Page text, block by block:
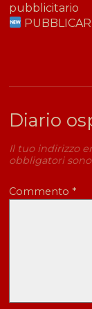
pubblicitario
Diario
Il tuo indirizzo
obbligatori
Commento *